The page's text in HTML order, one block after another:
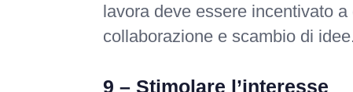
lavora deve essere incentivato a
collaborazione e scambio di idee.
9 – Stimolare l’interesse